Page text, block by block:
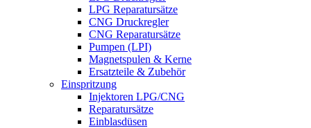
LPG Reparatursätze
CNG Druckregler
CNG Reparatursätze
Pumpen (LPI)
Magnetspulen & Kerne
Ersatzteile & Zubehör
Einspritzung
Injektoren LPG/CNG
Reparatursätze
Einblasdüsen